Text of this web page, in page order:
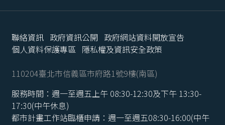
聯絡資訊 政府資訊公開 政府網站資料開放宣告
個人資料保護專區 隱私權及資訊安全政策
110204臺北市信義區市府路1號9樓(南區)
服務時間：週一至週五上午 08:30-12:30及下午 13:30-
17:30(中午休息)
都市計畫工作站臨櫃申請：週一至週五08:30-16:00(中午